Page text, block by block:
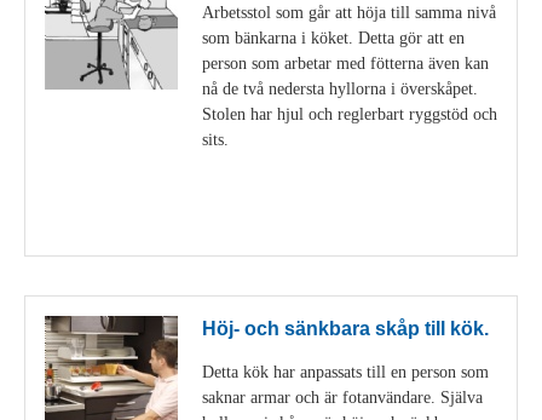
Arbetsstol som går att höja till samma nivå
som bänkarna i köket. Detta gör att en
person som arbetar med fötterna även kan
nå de två nedersta hyllorna i överskåpet.
Stolen har hjul och reglerbart ryggstöd och
sits.
Höj- och sänkbara skåp till kök.
Detta kök har anpassats till en person som
saknar armar och är fotanvändare. Själva